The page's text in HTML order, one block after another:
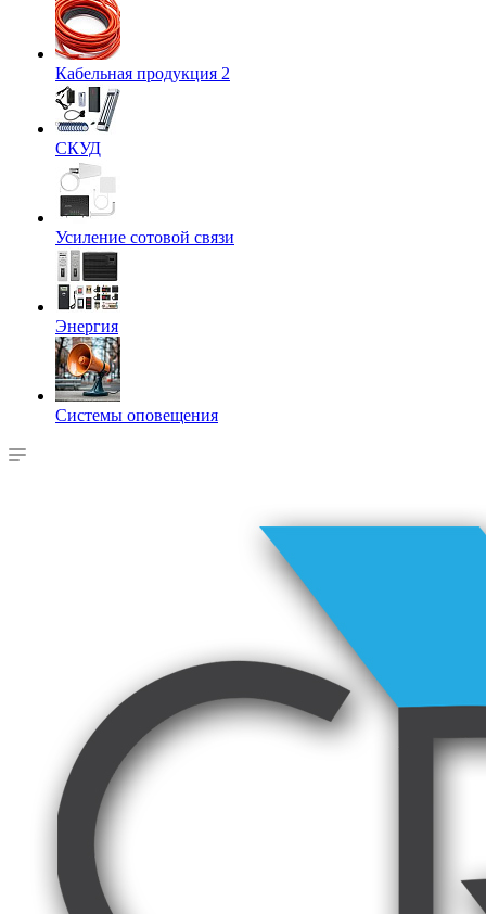
Кабельная продукция 2
СКУД
Усиление сотовой связи
Энергия
Системы оповещения